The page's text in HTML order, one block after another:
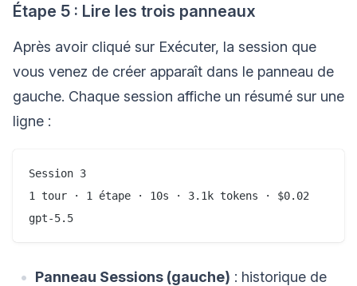
Étape 5 : Lire les trois panneaux
Après avoir cliqué sur Exécuter, la session que
vous venez de créer apparaît dans le panneau de
gauche. Chaque session affiche un résumé sur une
ligne :
Session 3
1 tour · 1 étape · 10s · 3.1k tokens · $0.02
Panneau Sessions (gauche) : historique de